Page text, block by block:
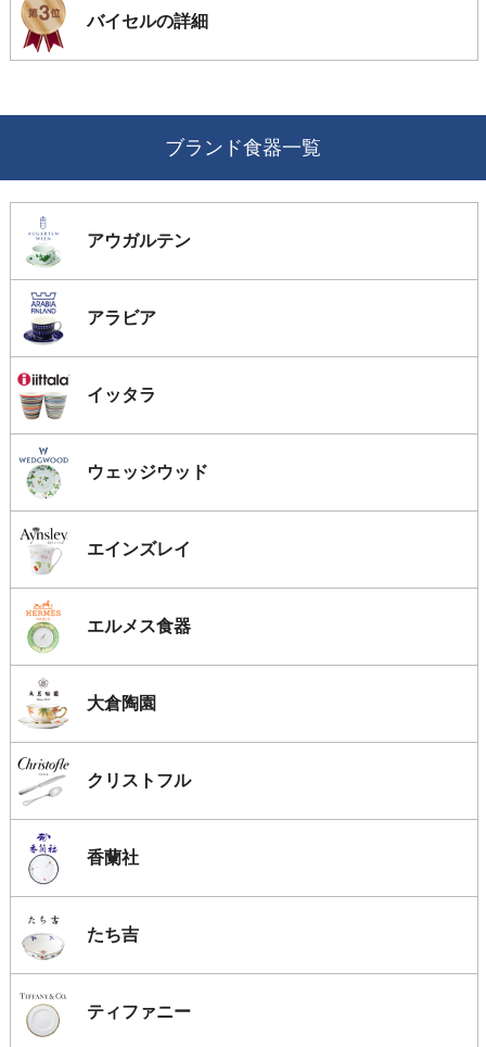
バイセルの詳細
ブランド食器一覧
アウガルテン
アラビア
イッタラ
ウェッジウッド
エインズレイ
エルメス食器
大倉陶園
クリストフル
香蘭社
たち吉
ティファニー